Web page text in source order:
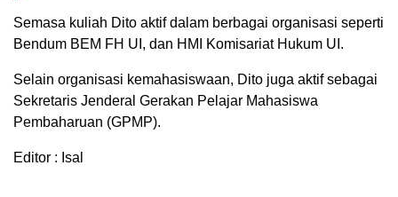
Semasa kuliah Dito aktif dalam berbagai organisasi seperti
Bendum BEM FH UI, dan HMI Komisariat Hukum UI.
Selain organisasi kemahasiswaan, Dito juga aktif sebagai
Sekretaris Jenderal Gerakan Pelajar Mahasiswa
Pembaharuan (GPMP).
Editor : Isal